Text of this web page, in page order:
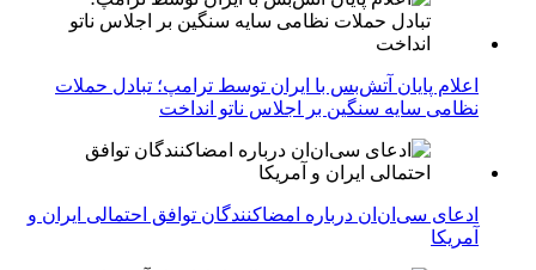
اعلام پایان آتش‌بس با ایران توسط ترامپ؛ تبادل حملات
نظامی سایه سنگین بر اجلاس ناتو انداخت
ادعای سی‌ان‌ان درباره امضاکنندگان توافق احتمالی ایران و
آمریکا